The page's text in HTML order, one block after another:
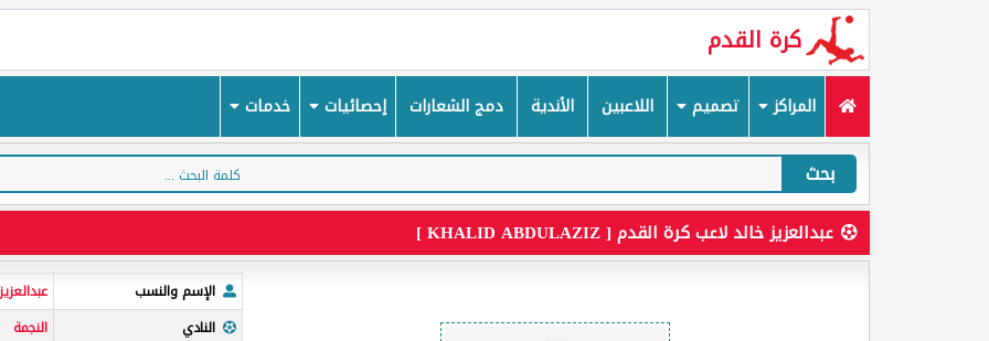
كرة القدم
المراكز تصميم اللاعبين الأندية دمج الشعارات إحصائيات خدمات
بحث
عبدالعزيز خالد لاعب كرة القدم [ KHALID ABDULAZIZ ]
الإسم والنسب
النادي
النجمة